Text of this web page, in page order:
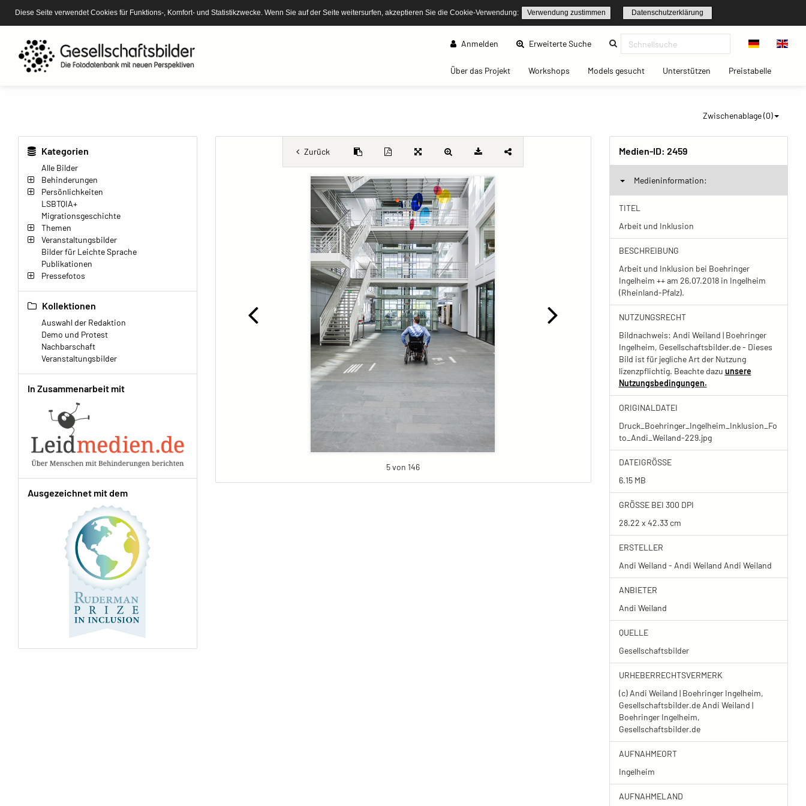
Diese Seite verwendet Cookies für Funktions-, Komfort- und Statistikzwecke. Wenn Sie auf der Seite weitersurfen, akzeptieren Sie die Cookie-Verwendung: Verwendung zustimmen Datenschutzerklärung
Anmelden Erweiterte Suche(current)
Über das Projekt(current)Workshops(current)Models gesucht(current)Unterstützen(current)Preistabelle(current)
Zwischenablage (0)
Kategorien
Alle Bilder
Behinderungen
Persönlichkeiten
LSBTQIA+
Migrationsgeschichte
Themen
Veranstaltungsbilder
Bilder für Leichte Sprache
Publikationen
Pressefotos
Kollektionen
Auswahl der Redaktion
Demo und Protest
Nachbarschaft
Veranstaltungsbilder
In Zusammenarbeit mit
Ausgezeichnet mit dem
Zurück
5 von 146
Medien-ID: 2459
Medieninformation:
TITEL
Arbeit und Inklusion
BESCHREIBUNG
Arbeit und Inklusion bei Boehringer
Ingelheim ++ am 26.07.2018 in Ingelheim
(Rheinland-Pfalz).
NUTZUNGSRECHT
Bildnachweis: Andi Weiland | Boehringer
Ingelheim, Gesellschaftsbilder.de - Dieses
Bild ist für jegliche Art der Nutzung
lizenzpflichtig. Beachte dazu unsere
Nutzungsbedingungen.
ORIGINALDATEI
Druck_Boehringer_Ingelheim_Inklusion_Fo
to_Andi_Weiland-229.jpg
DATEIGRÖSSE
6.15 MB
GRÖSSE BEI 300 DPI
28.22 x 42.33 cm
ERSTELLER
Andi Weiland - Andi Weiland Andi Weiland
ANBIETER
Andi Weiland
QUELLE
Gesellschaftsbilder
URHEBERRECHTSVERMERK
(c) Andi Weiland | Boehringer Ingelheim,
Gesellschaftsbilder.de Andi Weiland |
Boehringer Ingelheim,
Gesellschaftsbilder.de
AUFNAHMEORT
Ingelheim
AUFNAHMELAND